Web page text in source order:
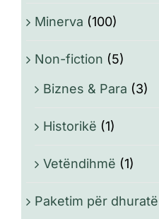
Minerva (100)
Non-fiction (5)
Biznes & Para (3)
Historikë (1)
Vetëndihmë (1)
Paketim për dhuratë